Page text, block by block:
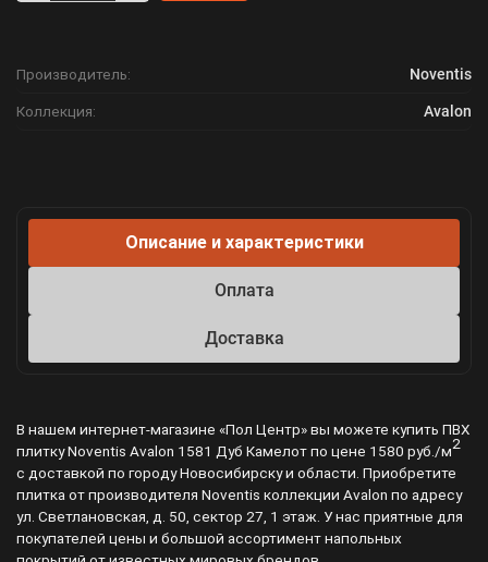
Производитель: Noventis
Коллекция: Avalon
Описание и характеристики
Оплата
Доставка
В нашем интернет-магазине «Пол Центр» вы можете купить ПВХ
плитку Noventis Avalon 1581 Дуб Камелот по цене 1580 руб./м2
с доставкой по городу Новосибирску и области. Приобретите
плитка от производителя Noventis коллекции Avalon по адресу
ул. Светлановская, д. 50, сектор 27, 1 этаж. У нас приятные для
покупателей цены и большой ассортимент напольных